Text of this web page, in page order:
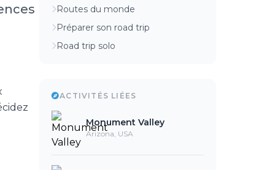
Routes du monde
Préparer son road trip
Road trip solo
ACTIVITÉS LIÉES
Monument Valley
Arizona, USA